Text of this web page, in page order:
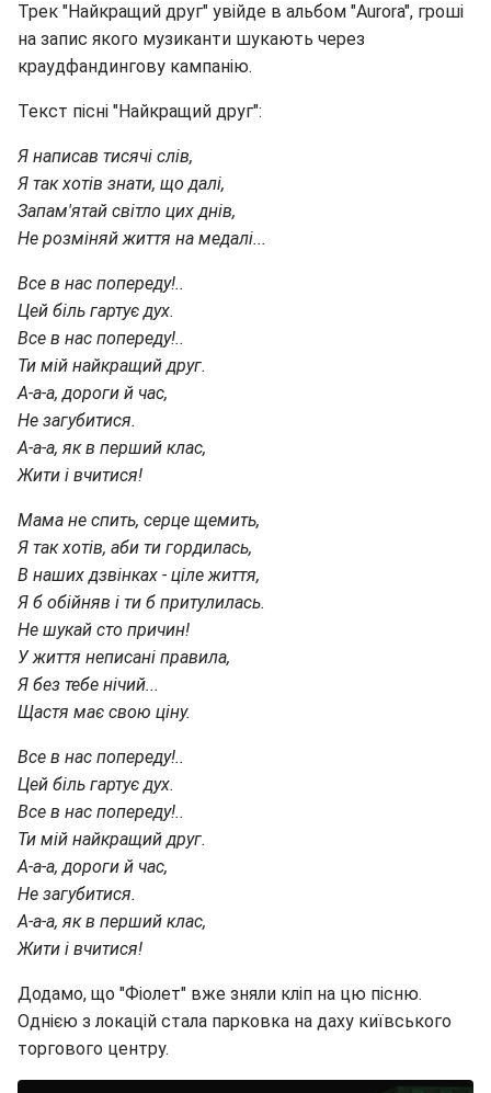
Трек "Найкращий друг" увійде в альбом "Aurora", гроші
на запис якого музиканти шукають через
краудфандингову кампанію.
Текст пісні "Найкращий друг":
Я написав тисячі слів,
Я так хотів знати, що далі,
Запам'ятай світло цих днів,
Не розміняй життя на медалі...
Все в нас попереду!..
Цей біль гартує дух.
Все в нас попереду!..
Ти мій найкращий друг.
А-а-а, дороги й час,
Не загубитися.
А-а-а, як в перший клас,
Жити і вчитися!
Мама не спить, серце щемить,
Я так хотів, аби ти гордилась,
В наших дзвінках - ціле життя,
Я б обійняв і ти б притулилась.
Не шукай сто причин!
У життя неписані правила,
Я без тебе нічий...
Щастя має свою ціну.
Все в нас попереду!..
Цей біль гартує дух.
Все в нас попереду!..
Ти мій найкращий друг.
А-а-а, дороги й час,
Не загубитися.
А-а-а, як в перший клас,
Жити і вчитися!
Додамо, що "Фіолет" вже зняли кліп на цю пісню.
Однією з локацій стала парковка на даху київського
торгового центру.